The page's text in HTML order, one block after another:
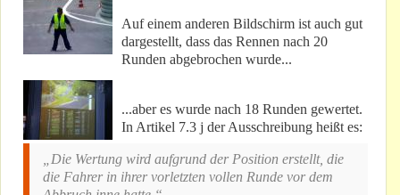
Auf einem anderen Bildschirm ist auch gut
dargestellt, dass das Rennen nach 20
Runden abgebrochen wurde...
...aber es wurde nach 18 Runden gewertet.
In Artikel 7.3 j der Ausschreibung heißt es:
„Die Wertung wird aufgrund der Position erstellt, die
die Fahrer in ihrer vorletzten vollen Runde vor dem